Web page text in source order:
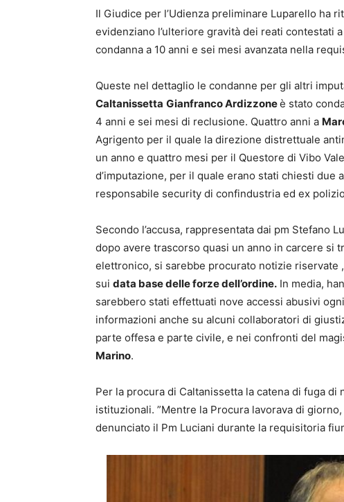
Il Giudice per l’Udienza preliminare Luparello ha
evidenziano l’ulteriore gravità dei reati contestati
condanna a 10 anni e sei mesi avanzata nella
Queste nel dettaglio le condanne per gli altri
Caltanissetta Gianfranco Ardizzoneè stato
4 anni e sei mesi di reclusione. Quattro anni a
Agrigento per il quale la direzione distrettuale
un anno e quattro mesi per il Questore di Vibo
d’imputazione, per il quale erano stati chiesti due
responsabile security di confindustria ed ex
Secondo l’accusa, rappresentata dai pm Stefano
dopo avere trascorso quasi un anno in carcere si
elettronico, si sarebbe procurato notizie riservate
sui data base delle forze dell’ordine. In media,
sarebbero stati effettuati nove accessi abusivi
informazioni anche su alcuni collaboratori di
parte offesa e parte civile, e nei confronti del
Marino.
Per la procura di Caltanissetta la catena di fuga
istituzionali. ”Mentre la Procura lavorava di
denunciato il Pm Luciani durante la requisitoria